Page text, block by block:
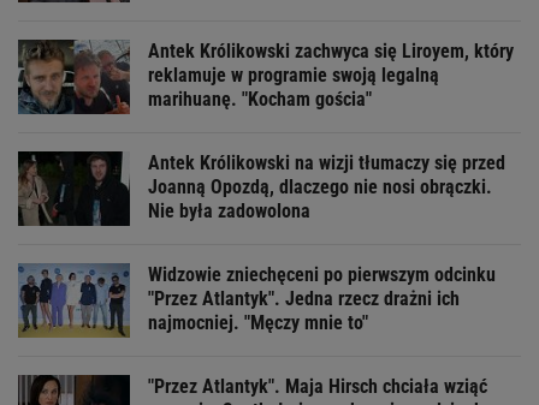
Antek Królikowski zachwyca się Liroyem, który
reklamuje w programie swoją legalną
marihuanę. "Kocham gościa"
Antek Królikowski na wizji tłumaczy się przed
Joanną Opozdą, dlaczego nie nosi obrączki.
Nie była zadowolona
Widzowie zniechęceni po pierwszym odcinku
"Przez Atlantyk". Jedna rzecz drażni ich
najmocniej. "Męczy mnie to"
"Przez Atlantyk". Maja Hirsch chciała wziąć